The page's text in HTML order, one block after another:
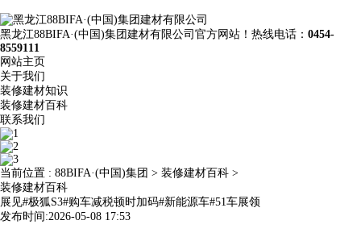
黑龙江88BIFA·(中国)集团建材有限公司官方网站！热线电话： 0454-
8559111
网站主页
关于我们
装修建材知识
装修建材百科
联系我们
当前位置 : 88BIFA·(中国)集团 > 装修建材百科 >
装修建材百科
展见#极狐S3#购车减税顿时加码#新能源车#51车展领
发布时间:2026-05-08 17:53